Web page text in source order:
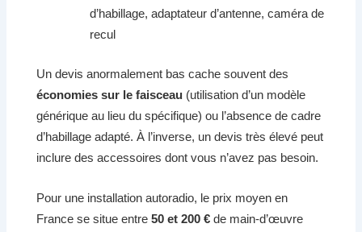
d’habillage, adaptateur d’antenne, caméra de
recul
Un devis anormalement bas cache souvent des
économies sur le faisceau (utilisation d’un modèle
générique au lieu du spécifique) ou l’absence de cadre
d’habillage adapté. À l’inverse, un devis très élevé peut
inclure des accessoires dont vous n’avez pas besoin.
Pour une installation autoradio, le prix moyen en
France se situe entre50 et 200 € de main-d’œuvre